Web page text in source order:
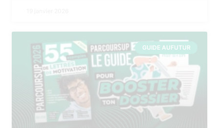
GUIDE AUFUTUR